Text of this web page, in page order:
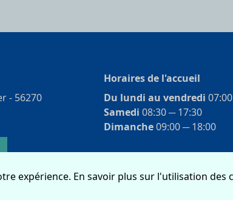
- 56270
Horaires de l'accueil
Du lundi au vendredi
Samedi 08:30 ­─ 17:30
Dimanche09:00 ­─ 18:00
expérience. En savoir plus sur l'utilisation des